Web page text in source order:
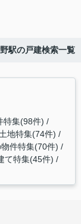
駅の戸建検索一覧
特集(98件)
地特集(74件)
件特集(70件)
て特集(45件)